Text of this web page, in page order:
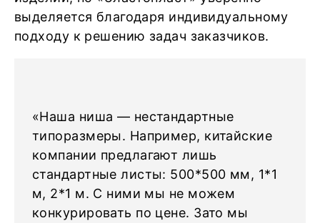
выделяется благодаря индивидуальному
подходу к решению задач заказчиков.
«Наша ниша — нестандартные
типоразмеры. Например, китайские
компании предлагают лишь
стандартные листы: 500*500 мм, 1*1
м, 2*1 м. С ними мы не можем
конкурировать по цене. Зато мы